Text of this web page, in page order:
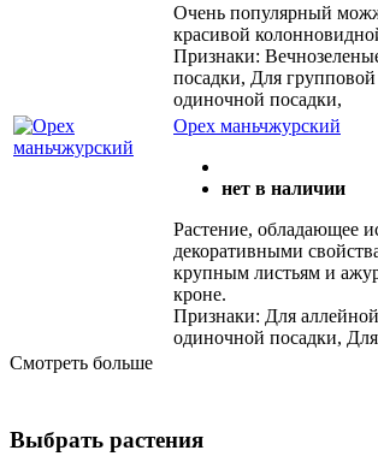
Очень популярный
красивой
Признаки:
посадки, Для
одиночной посадки,
Орех маньчжурский
нет в наличии
Растение, обладающее
декоративными
крупным листьям и
кроне.
Признаки: Для
одиночной посадки,
Смотреть больше
Выбрать растения